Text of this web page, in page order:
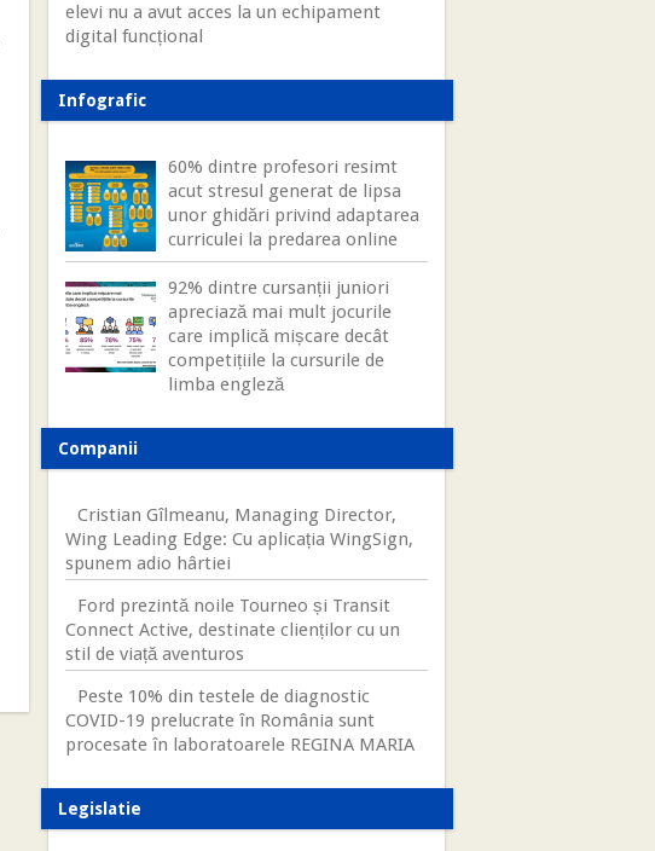
elevi nu a avut acces la un echipament
digital funcțional
Infografic
60% dintre profesori resimt
acut stresul generat de lipsa
unor ghidări privind adaptarea
curriculei la predarea online
92% dintre cursanții juniori
apreciază mai mult jocurile
care implică mișcare decât
competițiile la cursurile de
limba engleză
Companii
Cristian Gîlmeanu, Managing Director,
Wing Leading Edge: Cu aplicația WingSign,
spunem adio hârtiei
Ford prezintă noile Tourneo și Transit
Connect Active, destinate clienților cu un
stil de viață aventuros
Peste 10% din testele de diagnostic
COVID-19 prelucrate în România sunt
procesate în laboratoarele REGINA MARIA
Legislatie